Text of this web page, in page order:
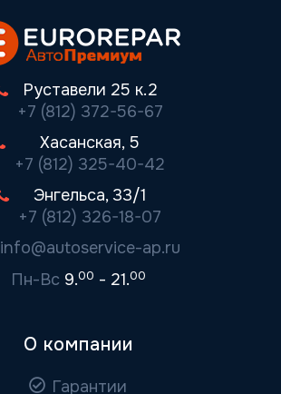
Руставели 25 к.2
+7 (812) 372-56-67
Хасанская, 5
+7 (812) 325-40-42
Энгельса, 33/1
+7 (812) 326-18-07
info@autoservice-ap.ru
Пн-Вс 9.00 - 21.00
О компании
Гарантии